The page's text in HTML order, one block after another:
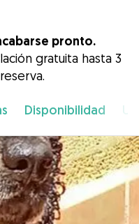
pronto.
gratuita hasta 3
Disponibilidad